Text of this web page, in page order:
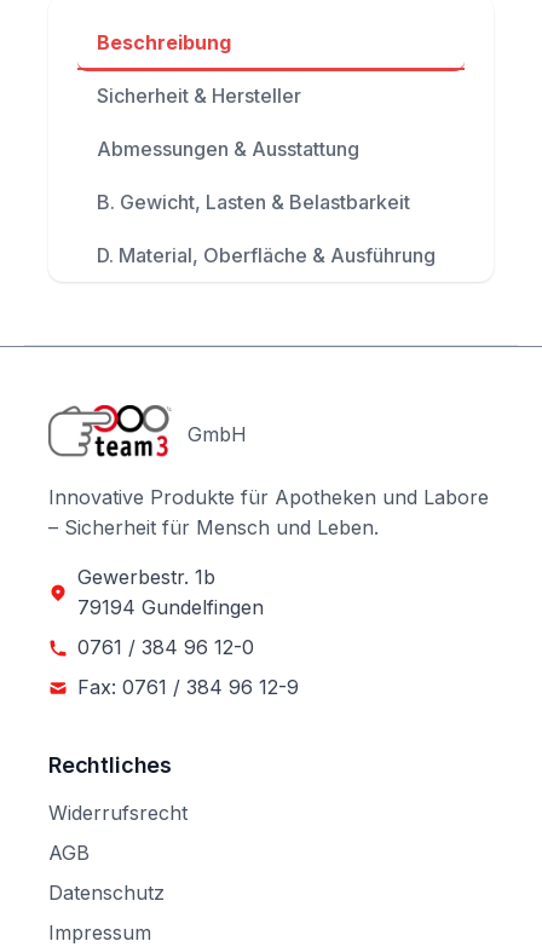
Beschreibung
Sicherheit & Hersteller
Abmessungen & Ausstattung
B. Gewicht, Lasten & Belastbarkeit
D. Material, Oberfläche & Ausführung
GmbH
Innovative Produkte für Apotheken und Labore
– Sicherheit für Mensch und Leben.
Gewerbestr. 1b
79194 Gundelfingen
0761 / 384 96 12-0
Fax: 0761 / 384 96 12-9
Rechtliches
Widerrufsrecht
AGB
Datenschutz
Impressum